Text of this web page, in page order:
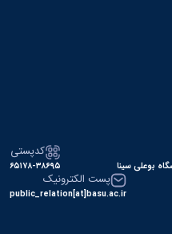
بوعلی سینا
کدپستی
۶۵۱۷۸-۳۸۶۹۵
پست الکترونیک
public_relation[at]basu.ac.ir